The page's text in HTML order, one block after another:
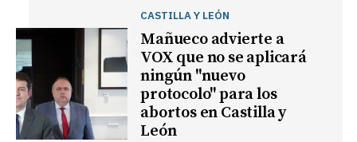
CASTILLA Y LEÓN
Mañueco advierte a
VOX que no se aplicará
ningún "nuevo
protocolo" para los
abortos en Castilla y
León